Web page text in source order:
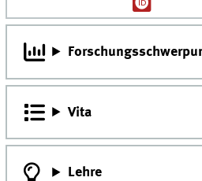
Vita
Lehre